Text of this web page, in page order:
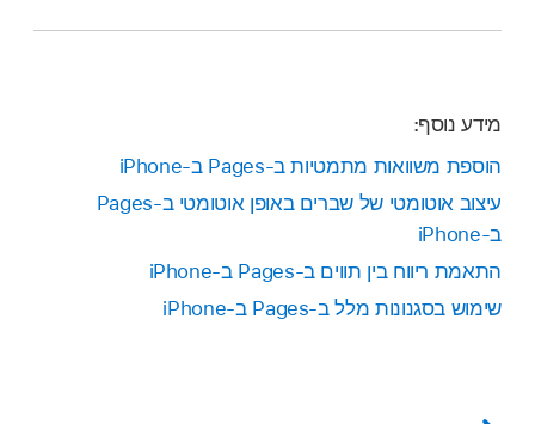
הקש/י על ״סיום״ בראש המסך.
מידע נוסף:
הוספת משוואות מתמטיות ב‑Pages ב‑iPhone
עיצוב אוטומטי של שברים באופן אוטומטי ב‑Pages
ב‑iPhone
התאמת ריווח בין תווים ב‑Pages ב‑iPhone
שימוש בסגנונות מלל ב‑Pages ב‑iPhone